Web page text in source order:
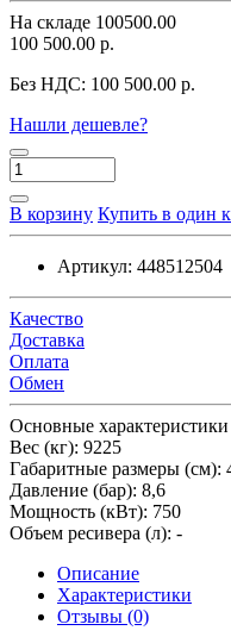
На складе 100500.00
100 500.00 р.
Без НДС: 100 500.00 р.
Нашли дешевле?
В корзину Купить в один
Артикул: 448512504
Качество
Доставка
Оплата
Обмен
Основные характеристики
Вес (кг): 9225
Габаритные размеры (см):
Давление (бар): 8,6
Мощность (кВт): 750
Объем ресивера (л): -
Описание
Характеристики
Отзывы (0)